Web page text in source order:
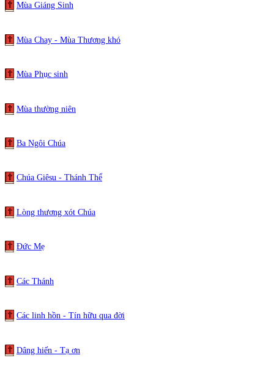
Mùa Giáng Sinh
Mùa Chay - Mùa Thương khó
Mùa Phục sinh
Mùa thường niên
Ba Ngôi Chúa
Chúa Giêsu - Thánh Thể
Lòng thương xót Chúa
Đức Mẹ
Các Thánh
Các linh hồn - Tín hữu qua đời
Dâng hiến - Tạ ơn